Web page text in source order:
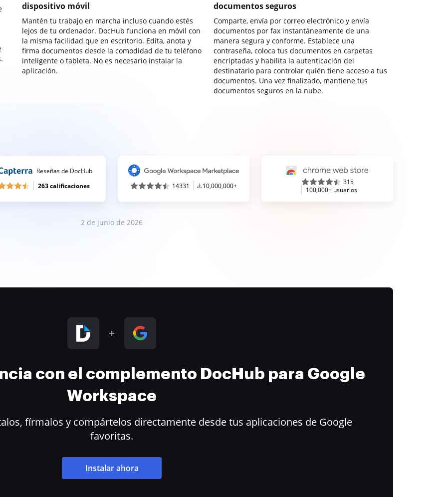
dispositivo móvil
Mantén tu trabajo en marcha incluso cuando estés
lejos de tu ordenador. DocHub funciona en móvil con
la misma facilidad que en escritorio. Edita, anota y
firma documentos desde la comodidad de tu teléfono
inteligente o tableta. No es necesario instalar la
aplicación.
documentos seguros
Comparte, envía por correo electrónico y envía
documentos por fax instantáneamente de una
manera segura y conforme. Establece una
contraseña, coloca tus documentos en carpetas
encriptadas y habilita la autenticación del
destinatario para controlar quién tiene acceso a tus
documentos. Una vez finalizado, mantiene tus
documentos seguros en la nube.
Reseñas de DocHub
263 calificaciones
14331 10,000,000+
315
100,000+ usuarios
2 de junio de 2026
con el complemento DocHub para Google
Workspace
fírmalos y compártelos directamente desde tus aplicaciones de Google
favoritas.
Instalar ahora